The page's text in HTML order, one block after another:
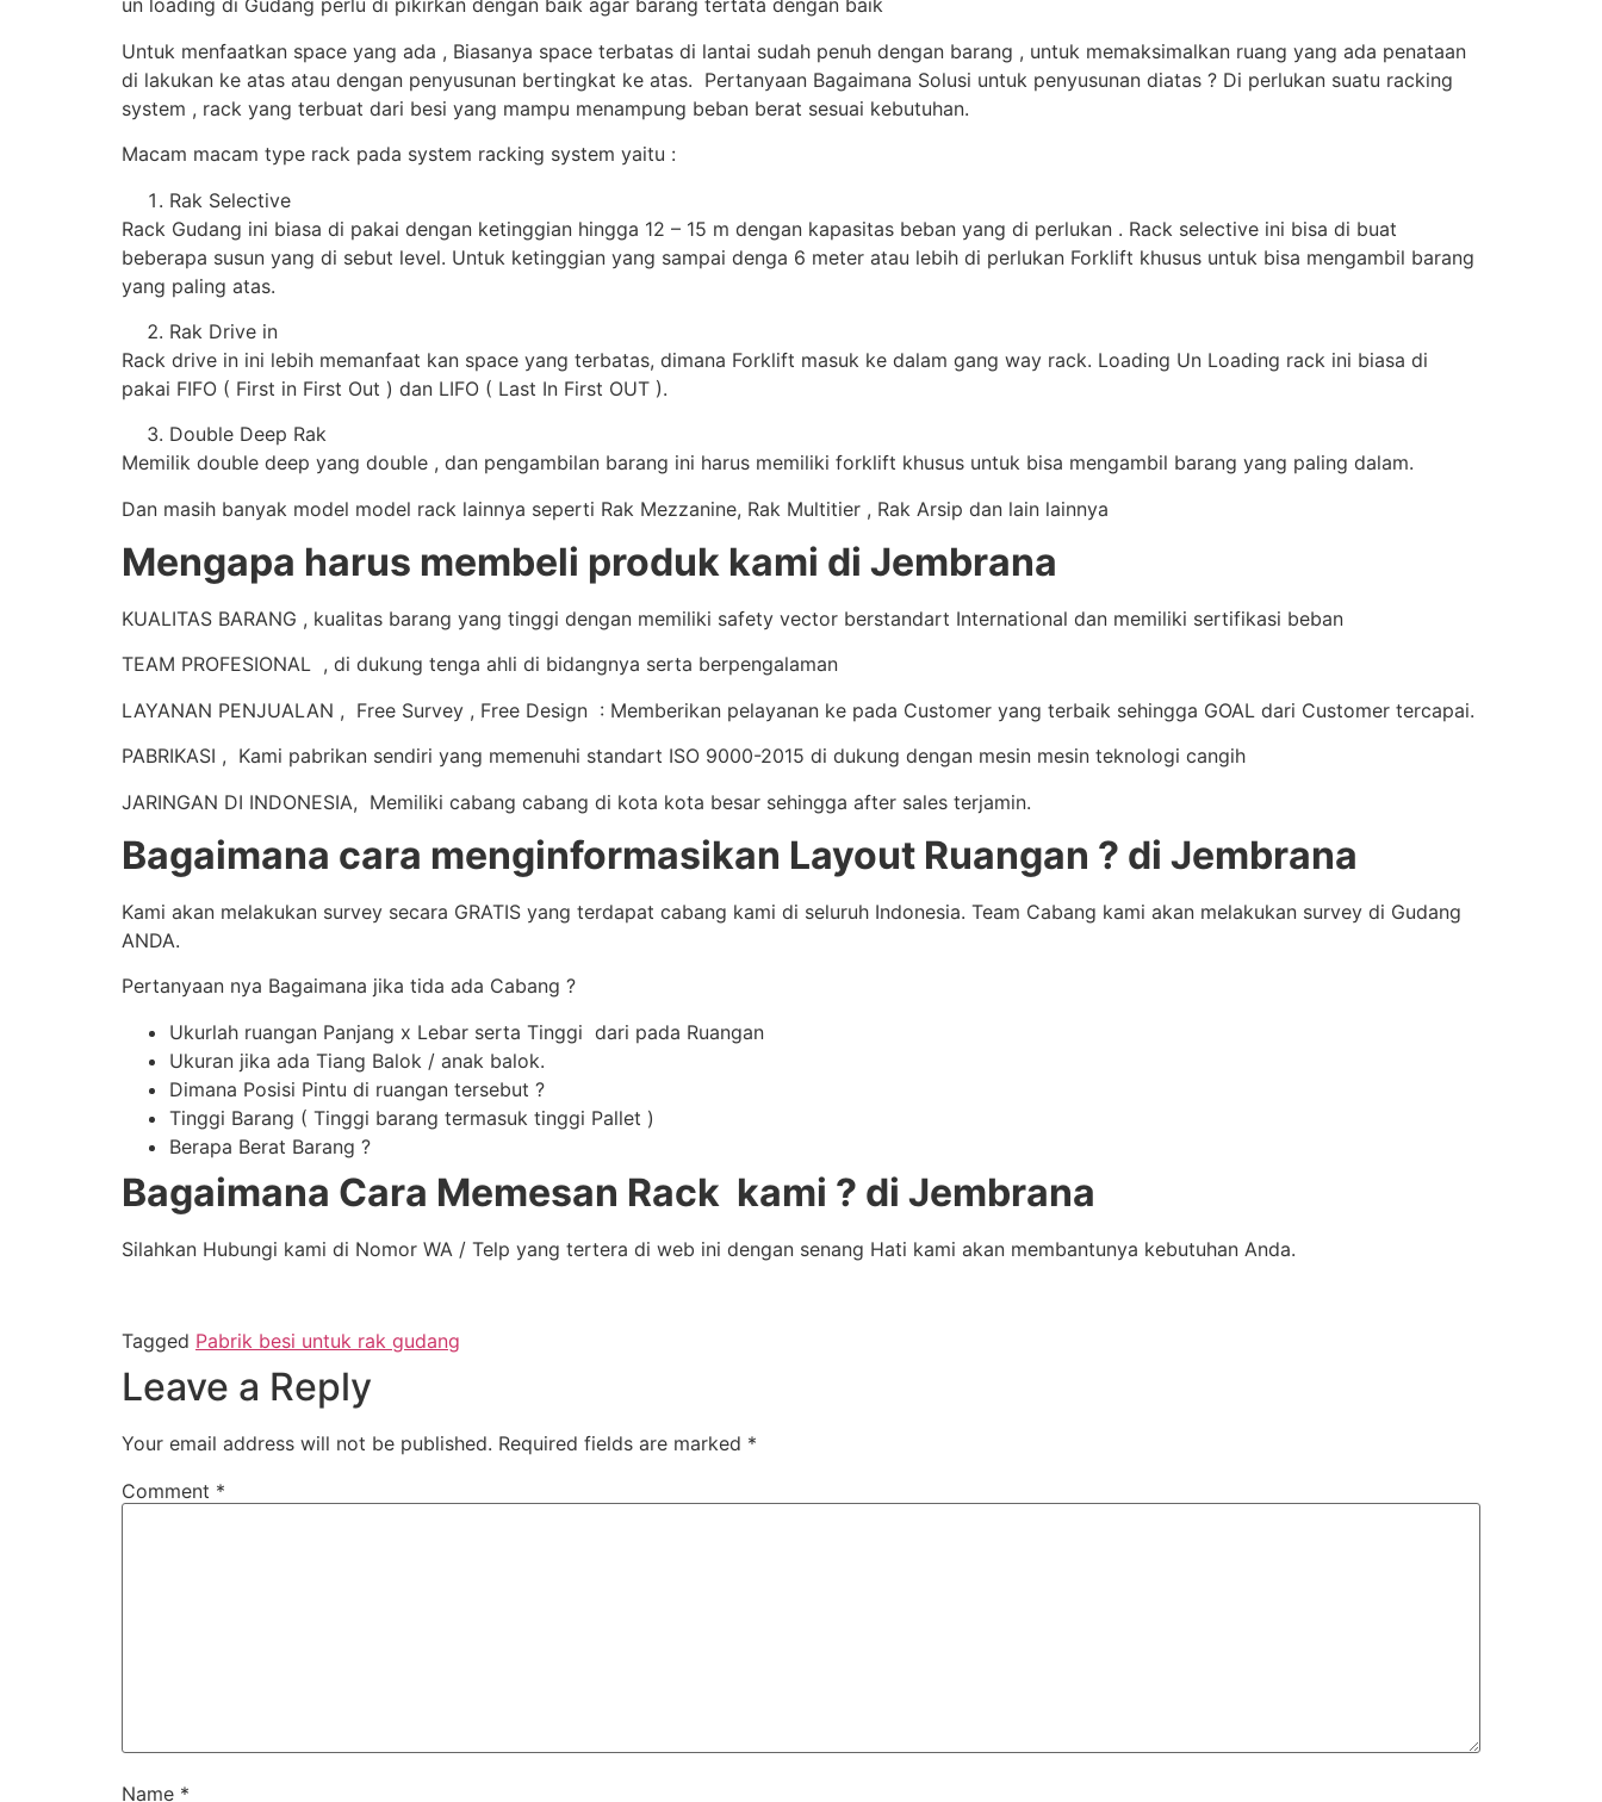
un loading di Gudang perlu di pikirkan dengan baik agar barang tertata dengan baik
Untuk menfaatkan space yang ada , Biasanya space terbatas di lantai sudah penuh dengan barang , untuk memaksimalkan ruang yang ada penataan
di lakukan ke atas atau dengan penyusunan bertingkat ke atas. Pertanyaan Bagaimana Solusi untuk penyusunan diatas ? Di perlukan suatu racking
system , rack yang terbuat dari besi yang mampu menampung beban berat sesuai kebutuhan.
Macam macam type rack pada system racking system yaitu :
Rak Selective
Rack Gudang ini biasa di pakai dengan ketinggian hingga 12 – 15 m dengan kapasitas beban yang di perlukan . Rack selective ini bisa di buat
beberapa susun yang di sebut level. Untuk ketinggian yang sampai denga 6 meter atau lebih di perlukan Forklift khusus untuk bisa mengambil barang
yang paling atas.
Rak Drive in
Rack drive in ini lebih memanfaat kan space yang terbatas, dimana Forklift masuk ke dalam gang way rack. Loading Un Loading rack ini biasa di
pakai FIFO ( First in First Out ) dan LIFO ( Last In First OUT ).
Double Deep Rak
Memilik double deep yang double , dan pengambilan barang ini harus memiliki forklift khusus untuk bisa mengambil barang yang paling dalam.
Dan masih banyak model model rack lainnya seperti Rak Mezzanine, Rak Multitier , Rak Arsip dan lain lainnya
Mengapa harus membeli produk kami di Jembrana
KUALITAS BARANG , kualitas barang yang tinggi dengan memiliki safety vector berstandart International dan memiliki sertifikasi beban
TEAM PROFESIONAL , di dukung tenga ahli di bidangnya serta berpengalaman
LAYANAN PENJUALAN , Free Survey , Free Design : Memberikan pelayanan ke pada Customer yang terbaik sehingga GOAL dari Customer tercapai.
PABRIKASI , Kami pabrikan sendiri yang memenuhi standart ISO 9000-2015 di dukung dengan mesin mesin teknologi cangih
JARINGAN DI INDONESIA, Memiliki cabang cabang di kota kota besar sehingga after sales terjamin.
Bagaimana cara menginformasikan Layout Ruangan ? di Jembrana
Kami akan melakukan survey secara GRATIS yang terdapat cabang kami di seluruh Indonesia. Team Cabang kami akan melakukan survey di Gudang
ANDA.
Pertanyaan nya Bagaimana jika tida ada Cabang ?
Ukurlah ruangan Panjang x Lebar serta Tinggi dari pada Ruangan
Ukuran jika ada Tiang Balok / anak balok.
Dimana Posisi Pintu di ruangan tersebut ?
Tinggi Barang ( Tinggi barang termasuk tinggi Pallet )
Berapa Berat Barang ?
Bagaimana Cara Memesan Rack kami ? di Jembrana
Silahkan Hubungi kami di Nomor WA / Telp yang tertera di web ini dengan senang Hati kami akan membantunya kebutuhan Anda.
Tagged Pabrik besi untuk rak gudang
Leave a Reply
Your email address will not be published. Required fields are marked *
Comment *
Name *